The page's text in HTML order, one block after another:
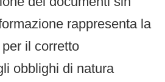
rappresenta la
il corretto
obblighi di natura